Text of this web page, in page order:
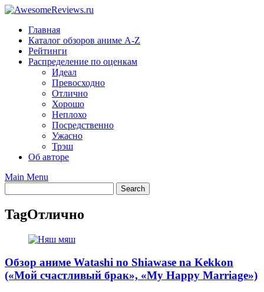
Skip
contentГлавная
Каталог обзоров аниме A-Z
Рейтинги
Распределение по оценкам
Идеал
Превосходно
Отлично
Хорошо
Неплохо
Посредственно
Ужасно
Трэш
Об авторе
Main Menu
TagОтлично
Обзор аниме Watashi no Shiawase na Kekkon
(«Мой счастливый брак», «My Happy Marriage»)